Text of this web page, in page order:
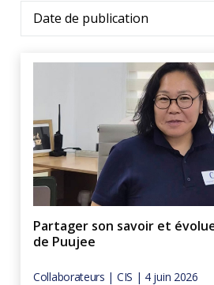
Date de publication
Partager son savoir et
de Puujee
Collaborateurs | CIS | 4 juin 2026